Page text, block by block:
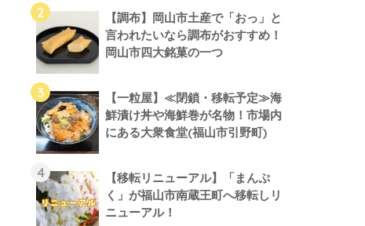
【調布】岡山市土産で「おっ」と
言われたいなら調布がおすすめ！
岡山市四大銘菓の一つ
【一粒屋】≪閉鎖・移転予定≫海
鮮漬け丼や海鮮巻が名物！市場内
にある大衆食堂(福山市引野町)
【移転リニューアル】「まんぷ
く」が福山市南蔵王町へ移転しリ
ニューアル！